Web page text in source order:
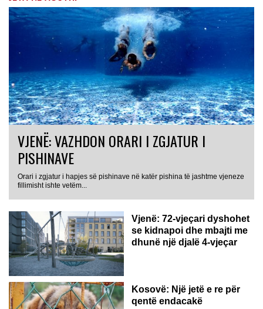
VJENË: VAZHDON ORARI I ZGJATUR I
PISHINAVE
Orari i zgjatur i hapjes së pishinave në katër pishina të jashtme vjeneze
fillimisht ishte vetëm...
Vjenë: 72-vjeçari dyshohet
se kidnapoi dhe mbajti me
dhunë një djalë 4-vjeçar
Kosovë: Një jetë e re për
qentë endacakë